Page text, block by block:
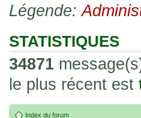
02 Juin 2023, 14:17
par
20 , je trouve la
collection les carte
24 Oct 2022, 13:37
par
de Lucy de
Légende:
STATISTIQUES
34871
le plus récent est
Index du forum